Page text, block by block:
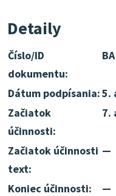
Detaily
Číslo/ID
dokumentu:
BA
Dátum podpísania:5.
Začiatok
účinnosti:
7.
Začiatok účinnosti
text:
—
Koniec účinnosti:
—